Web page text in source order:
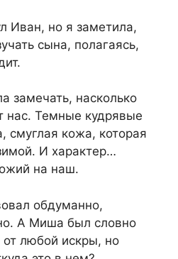
Иван, но я заметила,
сына, полагаясь,
замечать, насколько
нас. Темные кудрявые
смуглая кожа, которая
И характер…
на наш.
обдуманно,
А Миша был словно
любой искры, но